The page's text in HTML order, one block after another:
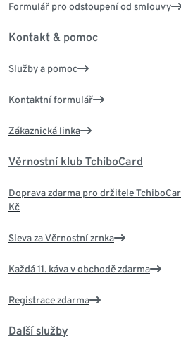
Formulář pro odstoupení od smlouvy
Kontakt & pomoc
Služby a pomoc
Kontaktní formulář
Zákaznická linka
Věrnostní klub TchiboCard
Doprava zdarma pro držitele
Kč
Sleva za Věrnostní zrnka
Každá 11. káva v obchodě zdarma
Registrace zdarma
Další služby